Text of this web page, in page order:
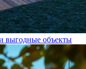
выгодные объекты